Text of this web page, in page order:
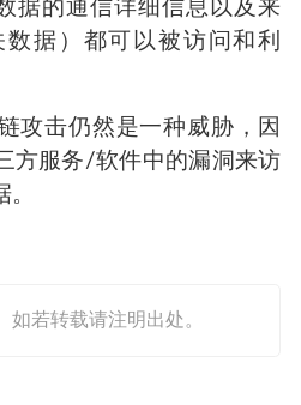
据的通信详细信息以及来
据）都可以被访问和利
攻击仍然是一种威胁，因
方服务/软件中的漏洞来访
如若转载请注明出处。